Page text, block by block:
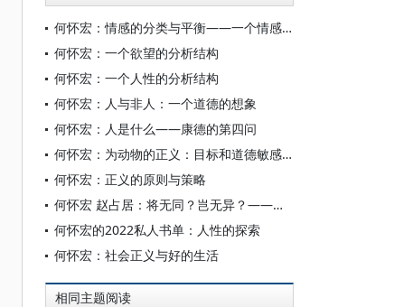
何怀宏：情感的分类与平衡——一个情感的分析结构
何怀宏：一个欲望的分析结构
何怀宏：一个人性的分析结构
何怀宏：人与非人：一个道德的想象
何怀宏：人是什么——康德的第四问
何怀宏：为动物的正义：目标和道德敏感性
何怀宏：正义的原则与策略
何怀宏 赵占居：将无同？岂无异？——先儒论人性的共同性与差别性
何怀宏的2022私人书单：人性的探索
何怀宏：社会正义与好的生活
相同主题阅读